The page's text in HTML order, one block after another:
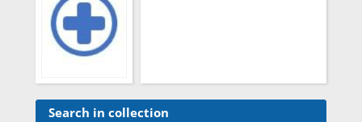
Search in collection